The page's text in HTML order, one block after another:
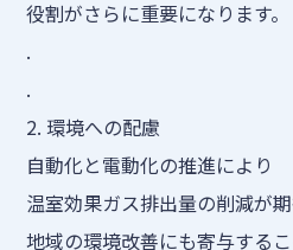
役割がさらに重要になります。
.
.
2. 環境への配慮
自動化と電動化の推進により
温室効果ガス排出量の削減が期
地域の環境改善にも寄与する